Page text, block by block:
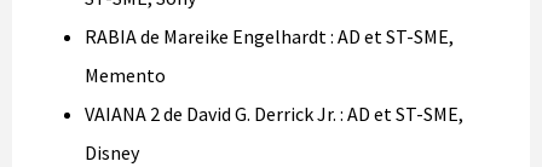
RABIA de Mareike Engelhardt : AD et ST-SME,
Memento
VAIANA 2 de David G. Derrick Jr. : AD et ST-SME,
Disney